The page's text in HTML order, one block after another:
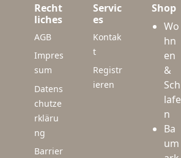
Recht
liches
AGB
Impres
sum
Datens
chutze
rkläru
ng
Barrier
Servic
es
Kontak
t
Registr
ieren
Shop
Wo
hn
en
&
Sch
lafe
n
Ba
um